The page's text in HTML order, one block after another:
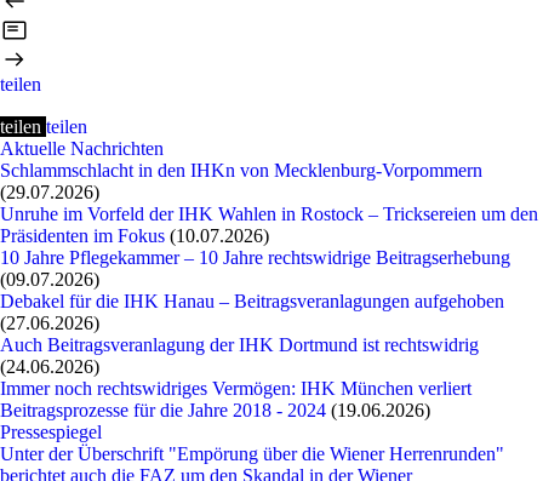
teilen
teilen teilen
Aktuelle Nachrichten
Schlammschlacht in den IHKn von Mecklenburg-Vorpommern
(29.07.2026)
Unruhe im Vorfeld der IHK Wahlen in Rostock – Tricksereien um den
Präsidenten im Fokus (10.07.2026)
10 Jahre Pflegekammer – 10 Jahre rechtswidrige Beitragserhebung
(09.07.2026)
Debakel für die IHK Hanau – Beitragsveranlagungen aufgehoben
(27.06.2026)
Auch Beitragsveranlagung der IHK Dortmund ist rechtswidrig
(24.06.2026)
Immer noch rechtswidriges Vermögen: IHK München verliert
Beitragsprozesse für die Jahre 2018 - 2024 (19.06.2026)
Pressespiegel
Unter der Überschrift "Empörung über die Wiener Herrenrunden"
berichtet auch die FAZ um den Skandal in der Wiener